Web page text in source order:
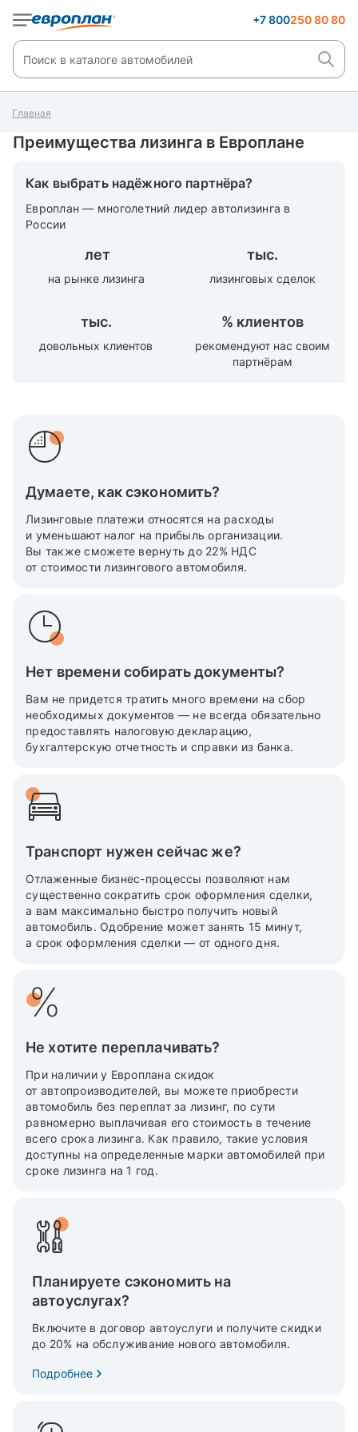
+7 800250 80 80
Главная
Преимущества лизинга в Европлане
Как выбрать надёжного партнёра?
Европлан — многолетний лидер автолизинга в
России
лет
на рынке лизинга
тыс.
лизинговых сделок
тыс.
довольных клиентов
% клиентов
рекомендуют нас своим
партнёрам
Думаете, как сэкономить?
Лизинговые платежи относятся на расходы
и уменьшают налог на прибыль организации.
Вы также cможете вернуть до 22% НДС
от стоимости лизингового автомобиля.
Нет времени собирать документы?
Вам не придется тратить много времени на сбор
необходимых документов — не всегда обязательно
предоставлять налоговую декларацию,
бухгалтерскую отчетность и справки из банка.
Транспорт нужен сейчас же?
Отлаженные бизнес-процессы позволяют нам
существенно сократить срок оформления сделки,
а вам максимально быстро получить новый
автомобиль. Одобрение может занять 15 минут,
а срок оформления сделки — от одного дня.
Не хотите переплачивать?
При наличии у Европлана скидок
от автопроизводителей, вы можете приобрести
автомобиль без переплат за лизинг, по сути
равномерно выплачивая его стоимость в течение
всего срока лизинга. Как правило, такие условия
доступны на определенные марки автомобилей при
сроке лизинга на 1 год.
Планируете сэкономить на
автоуслугах?
Включите в договор автоуслуги и получите скидки
до 20% на обслуживание нового автомобиля.
Подробнее